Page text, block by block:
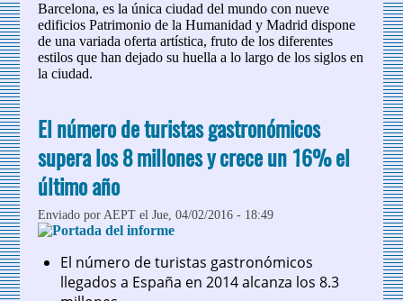
Barcelona, es la única ciudad del mundo con nueve
edificios Patrimonio de la Humanidad y Madrid dispone
de una variada oferta artística, fruto de los diferentes
estilos que han dejado su huella a lo largo de los siglos en
la ciudad.
El número de turistas gastronómicos
supera los 8 millones y crece un 16% el
último año
Enviado porAEPT el Jue, 04/02/2016 - 18:49
El número de turistas gastronómicos
llegados a España en 2014 alcanza los 8.3